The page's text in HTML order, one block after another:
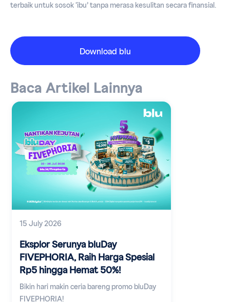
terbaik untuk sosok ‘ibu’ tanpa merasa kesulitan secara finansial.
Download blu
Baca Artikel Lainnya
15 July 2026
Eksplor Serunya bluDay
FIVEPHORIA, Raih Harga Spesial
Rp5 hingga Hemat 50%!
Bikin hari makin ceria bareng promo bluDay
FIVEPHORIA!